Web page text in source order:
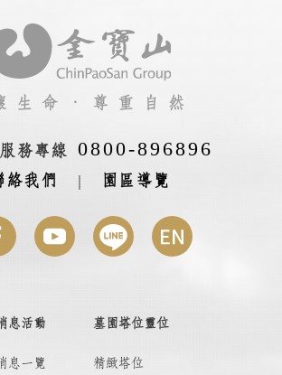
生命‧尊重自然
務專線 0800-896896
絡我們 | 園區導覽
息活動
息一覽
墓園塔位靈位
精緻塔位